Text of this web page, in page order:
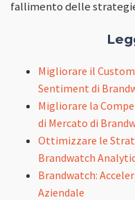
fallimento delle
Migliorare il
Sentiment di
Migliorare la
di Mercato di
Ottimizzare le
Brandwatch
Brandwatch:
Aziendale